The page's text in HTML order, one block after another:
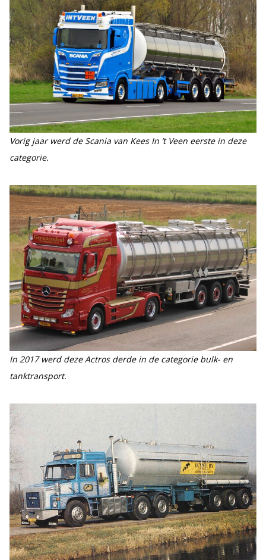
Vorig jaar werd de Scania van Kees In ’t Veen eerste in deze
categorie.
In 2017 werd deze Actros derde in de categorie bulk- en
tanktransport.